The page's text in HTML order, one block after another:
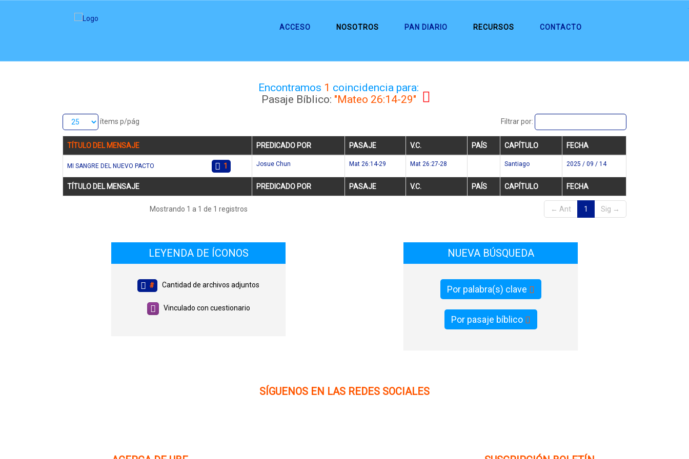
ACCESO NOSOTROS PAN DIARIO RECURSOS CONTACTO
Encontramos 1 coincidencia para:
Pasaje Bíblico: "Mateo 26:14-29"
ítems p/pág Filtrar por:
TÍTULO DEL MENSAJE PREDICADO POR PASAJE V.C. PAÍS CAPÍTULO FECHA
TÍTULO DEL MENSAJE PREDICADO POR PASAJE V.C. PAÍS CAPÍTULO FECHA
MI SANGRE DEL NUEVO PACTO 1 Josue Chun Mat 26:14-29 Mat 26:27-28 Santiago 2025 / 09 / 14
Mostrando 1 a 1 de 1 registros ← Ant 1 Sig →
LEYENDA DE ÍCONOS
# Cantidad de archivos adjuntos
Vinculado con cuestionario
NUEVA BÚSQUEDA
Por palabra(s) clave
Por pasaje bíblico
SÍGUENOS EN LAS REDES SOCIALES